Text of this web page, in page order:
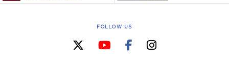
FOLLOW US